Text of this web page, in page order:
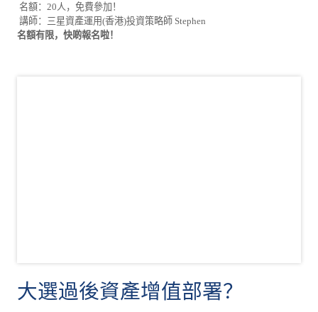
名額：20人，免費參加！
講師：三星資產運用(香港)投資策略師 Stephen
名額有限，快啲報名啦！
大選過後資產增值部署？